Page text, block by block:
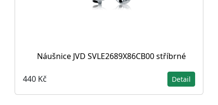
Náušnice JVD SVLE2689X86CB00 stříbrné
440 Kč Detail